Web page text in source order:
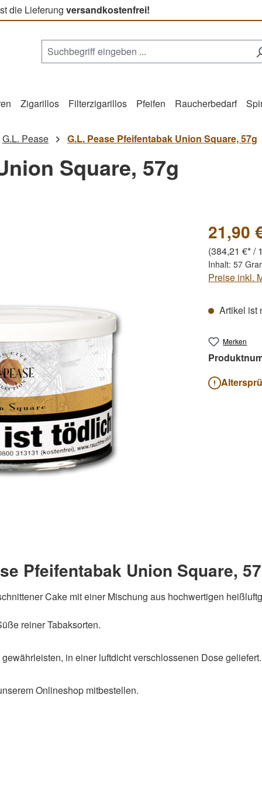
die Lieferung versandkostenfrei!
Zigarillos Filterzigarillos Pfeifen Raucherbedarf
G.L. Pease G.L. Pease Pfeifentabak Union Square, 57g
Square, 57g
21,90
(384,21 €* /
Inhalt: 57
Preise inkl.
Artikel ist
Merken
Pfeifentabak Union Square,
Cake mit einer Mischung aus hochwertigen
reiner Tabaksorten.
in einer luftdicht verschlossenen Dose geliefert.
Onlineshop mitbestellen.